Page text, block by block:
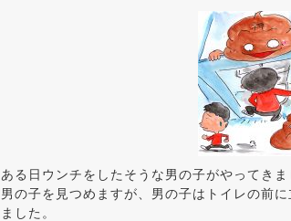
ある日ウンチをしたそうな男の子がやってき
男の子を見つめますが、男の子はトイレの前
ました。